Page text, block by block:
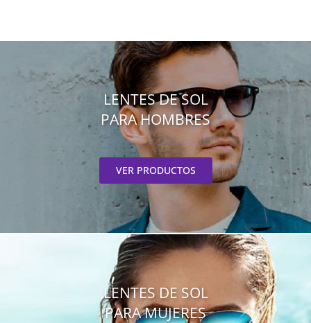
LENTES DE SOL
PARA HOMBRES
VER PRODUCTOS
LENTES DE SOL
PARA MUJERES